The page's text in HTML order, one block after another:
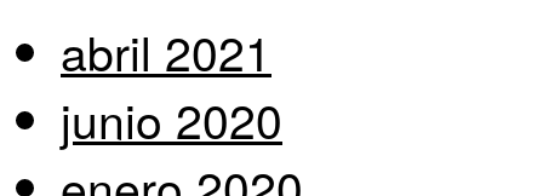
abril 2021
junio 2020